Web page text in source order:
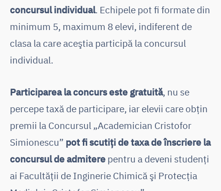
concursul individual. Echipele pot fi formate din
minimum 5, maximum 8 elevi, indiferent de
clasa la care aceştia participă la concursul
individual.
Participarea la concurs este gratuită, nu se
percepe taxă de participare, iar elevii care obţin
premii la Concursul „Academician Cristofor
Simionescu” pot fi scutiţi de taxa de înscriere la
concursul de admitere pentru a deveni studenți
ai Facultății de Inginerie Chimică şi Protecţia